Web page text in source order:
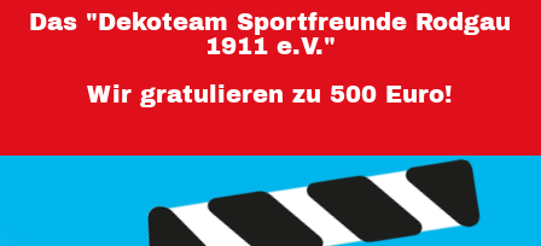
Das "Dekoteam Sportfreunde Rodgau
1911 e.V."
Wir gratulieren zu 500 Euro!